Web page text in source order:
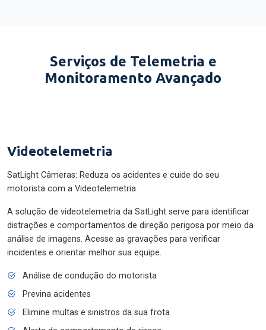
Serviços de Telemetria e
Monitoramento Avançado
Videotelemetria
SatLight Câmeras: Reduza os acidentes e cuide do seu
motorista com a Videotelemetria.
A solução de videotelemetria da SatLight serve para identificar
distrações e comportamentos de direção perigosa por meio da
análise de imagens. Acesse as gravações para verificar
incidentes e orientar melhor sua equipe.
Análise de condução do motorista
Previna acidentes
Elimine multas e sinistros da sua frota